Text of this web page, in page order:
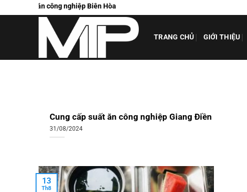
đến
ăn công nghiệp Biên Hòa
TRANG CHỦ GIỚI THIỆU
Cung cấp suất ăn công nghiệp Giang Điền
31/08/2024
13
Th8